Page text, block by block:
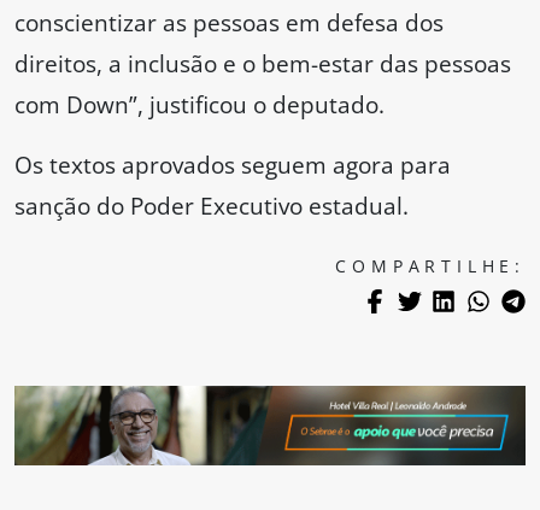
conscientizar as pessoas em defesa dos
direitos, a inclusão e o bem-estar das pessoas
com Down”, justificou o deputado.
Os textos aprovados seguem agora para
sanção do Poder Executivo estadual.
COMPARTILHE: